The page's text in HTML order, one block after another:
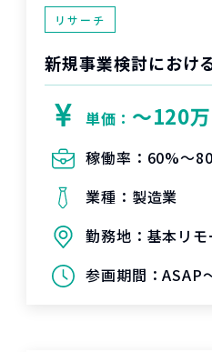
リサーチ
新規事業検討におけ
単価： 〜120
稼働率： 60%〜
業種： 製造業
勤務地： 基本リモ
参画期間：ASAP